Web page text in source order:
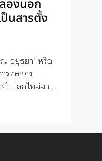
องนอก
นสารตั้ง
อยุธยา’ หรือ
รทดลอง
ย์แปลกใหม่มา